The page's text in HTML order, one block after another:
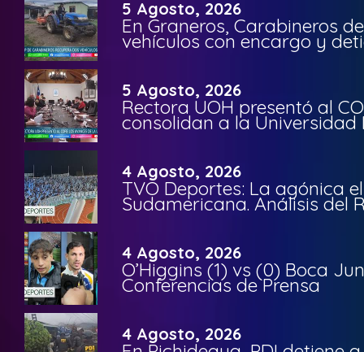
5 Agosto, 2026
En Graneros, Carabineros
vehículos con encargo y
5 Agosto, 2026
Rectora UOH presentó al
consolidan a la Universidad
4 Agosto, 2026
TVO Deportes: La agónica
Sudamericana. Análisis del
4 Agosto, 2026
O’Higgins (1) vs (0) Boca
Conferencias de Prensa
4 Agosto, 2026